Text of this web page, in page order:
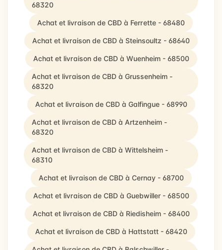
68320
Achat et livraison de CBD à Ferrette - 68480
Achat et livraison de CBD à Steinsoultz - 68640
Achat et livraison de CBD à Wuenheim - 68500
Achat et livraison de CBD à Grussenheim -
68320
Achat et livraison de CBD à Galfingue - 68990
Achat et livraison de CBD à Artzenheim -
68320
Achat et livraison de CBD à Wittelsheim -
68310
Achat et livraison de CBD à Cernay - 68700
Achat et livraison de CBD à Guebwiller - 68500
Achat et livraison de CBD à Riedisheim - 68400
Achat et livraison de CBD à Hattstatt - 68420